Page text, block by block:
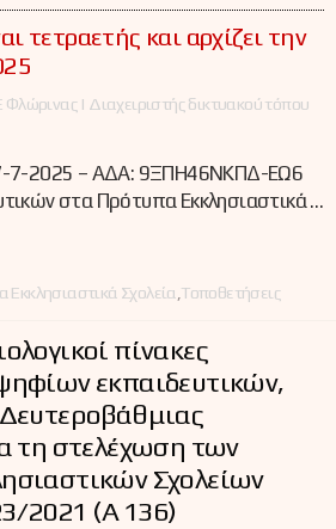
τετραετής και αρχίζει την
| Διαχειριστής δικτυακού τόπου
7-2025 – ΑΔΑ: 9ΞΠΗ46ΝΚΠΔ-ΕΩ6
στα Πρότυπα Εκκλησιαστικά …
Εκκλησιαστικά Σχολεία Τοποθετήσεις
πίνακες
εκπαιδευτικών,
τη στελέχωση των
Σχολείων
2021 (Α΄ 136)